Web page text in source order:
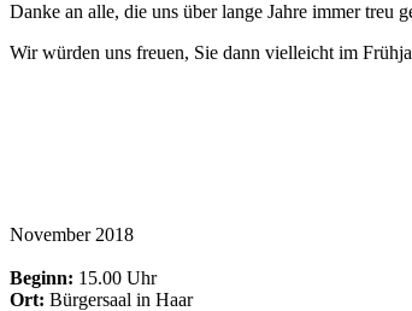
Danke an alle, die uns über lange Jahre immer treu
Wir würden uns freuen, Sie dann vielleicht im
November 2018
Beginn: 15.00 Uhr
Ort: Bürgersaal in Haar